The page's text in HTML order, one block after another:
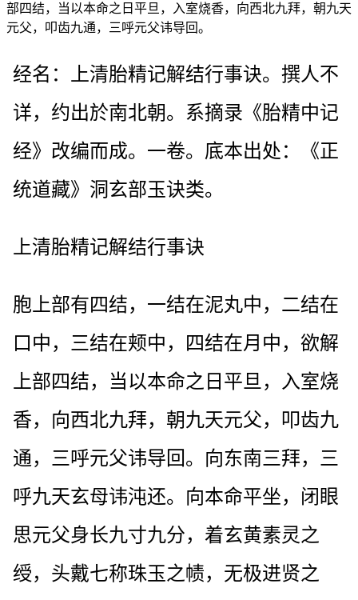
部四结，当以本命之日平旦，入室烧香，向西北九拜，朝九天
元父，叩齿九通，三呼元父讳导回。
经名：上清胎精记解结行事诀。撰人不
详，约出於南北朝。系摘录《胎精中记
经》改编而成。一卷。底本出处：《正
统道藏》洞玄部玉诀类。
上清胎精记解结行事诀
胞上部有四结，一结在泥丸中，二结在
口中，三结在颊中，四结在月中，欲解
上部四结，当以本命之日平旦，入室烧
香，向西北九拜，朝九天元父，叩齿九
通，三呼元父讳导回。向东南三拜，三
呼九天玄母讳沌还。向本命平坐，闭眼
思元父身长九寸九分，着玄黄素灵之
绶，头戴七称珠玉之帻，无极进贤之